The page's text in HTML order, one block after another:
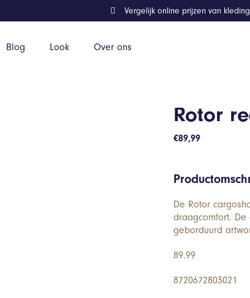
Blog Look Over ons
Vergelijk online prijzen van
Rotor
€89,99
De Rotor
draagcomfort.
geborduurd
89.99
8720672803021